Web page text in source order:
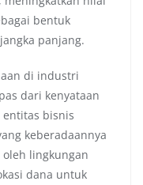
bentuk
panjang.
di industri
dari kenyataan
entitas bisnis
keberadaannya
lingkungan
dana untuk